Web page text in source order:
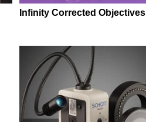
Infinity Corrected Objectives